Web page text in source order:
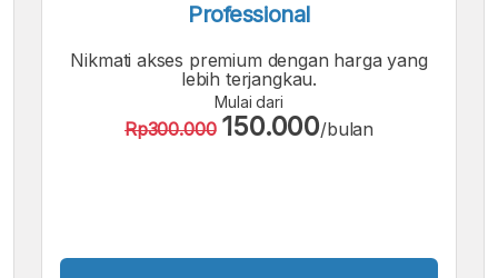
Professional
Nikmati akses premium dengan harga yang
lebih terjangkau.
Mulai dari
Rp300.000 150.000/bulan